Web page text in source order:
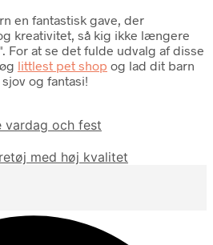
en fantastisk gave, der
kreativitet, så kig ikke længere
For at se det fulde udvalg af disse
littlest pet shop og lad dit barn
og fantasi!
vardag och fest
med høj kvalitet